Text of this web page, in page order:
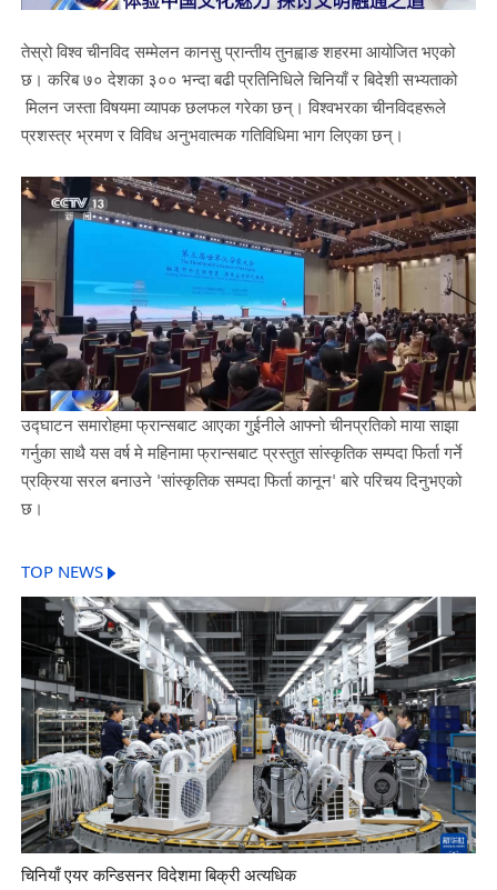
तेस्रो विश्व चीनविद सम्मेलन कानसु प्रान्तीय तुनह्वाङ शहरमा आयोजित भएको
छ। करिब ७० देशका ३०० भन्दा बढी प्रतिनिधिले चिनियाँ र बिदेशी सभ्यताको
मिलन जस्ता विषयमा व्यापक छलफल गरेका छन्। विश्वभरका चीनविदहरूले
प्रशस्त्र भ्रमण र विविध अनुभवात्मक गतिविधिमा भाग लिएका छन्।
उद्घाटन समारोहमा फ्रान्सबाट आएका गुईनीले आफ्नो चीनप्रतिको माया साझा
गर्नुका साथै यस वर्ष मे महिनामा फ्रान्सबाट प्रस्तुत सांस्कृतिक सम्पदा फिर्ता गर्ने
प्रक्रिया सरल बनाउने 'सांस्कृतिक सम्पदा फिर्ता कानून' बारे परिचय दिनुभएको
छ।
TOP NEWS
चिनियाँ एयर कन्डिसनर विदेशमा बिक्री अत्यधिक